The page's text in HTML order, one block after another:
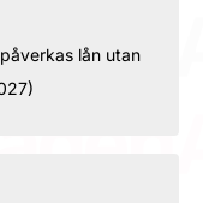
lån utan